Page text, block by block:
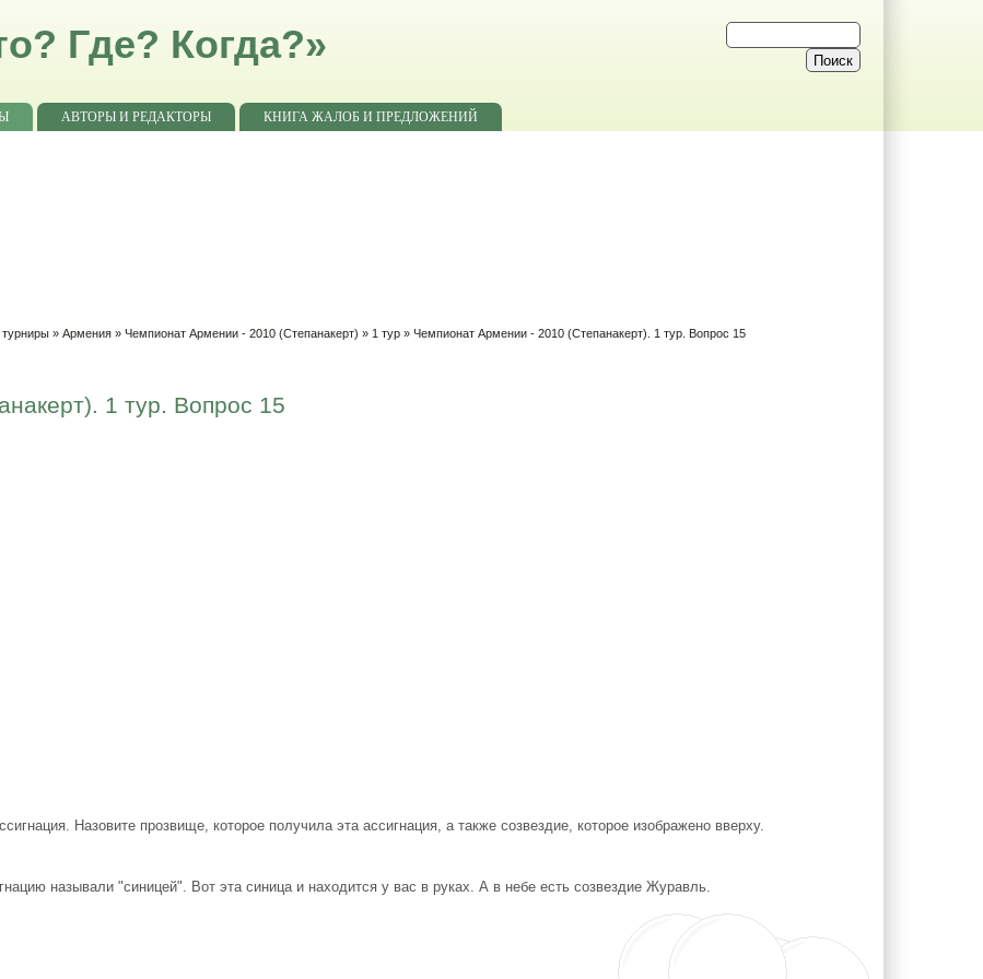
Где? Когда?»
АВТОРЫ И РЕДАКТОРЫ
КНИГА ЖАЛОБ И ПРЕДЛОЖЕНИЙ
»Армения »Чемпионат Армении - 2010 (Степанакерт) » 1 тур » Чемпионат Армении - 2010 (Степанакерт). 1 тур. Вопрос 15
1 тур. Вопрос 15
Назовите прозвище, которое получила эта ассигнация, а также созвездие, которое изображено вверху.
называли "синицей". Вот эта синица и находится у вас в руках. А в небе есть созвездие Журавль.